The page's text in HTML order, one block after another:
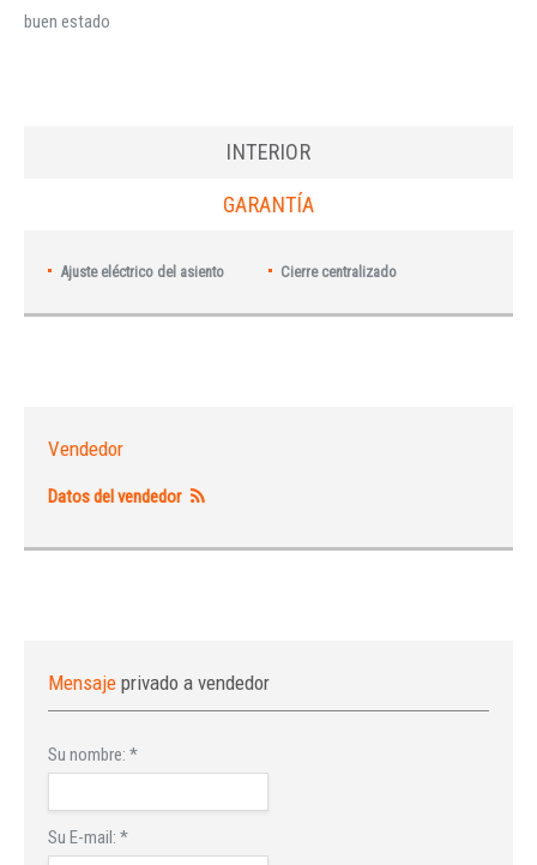
buen estado
INTERIOR
GARANTÍA
Ajuste eléctrico del asiento Cierre centralizado
Vendedor
Datos del vendedor
Mensaje privado a vendedor
Su nombre: *
Su E-mail: *